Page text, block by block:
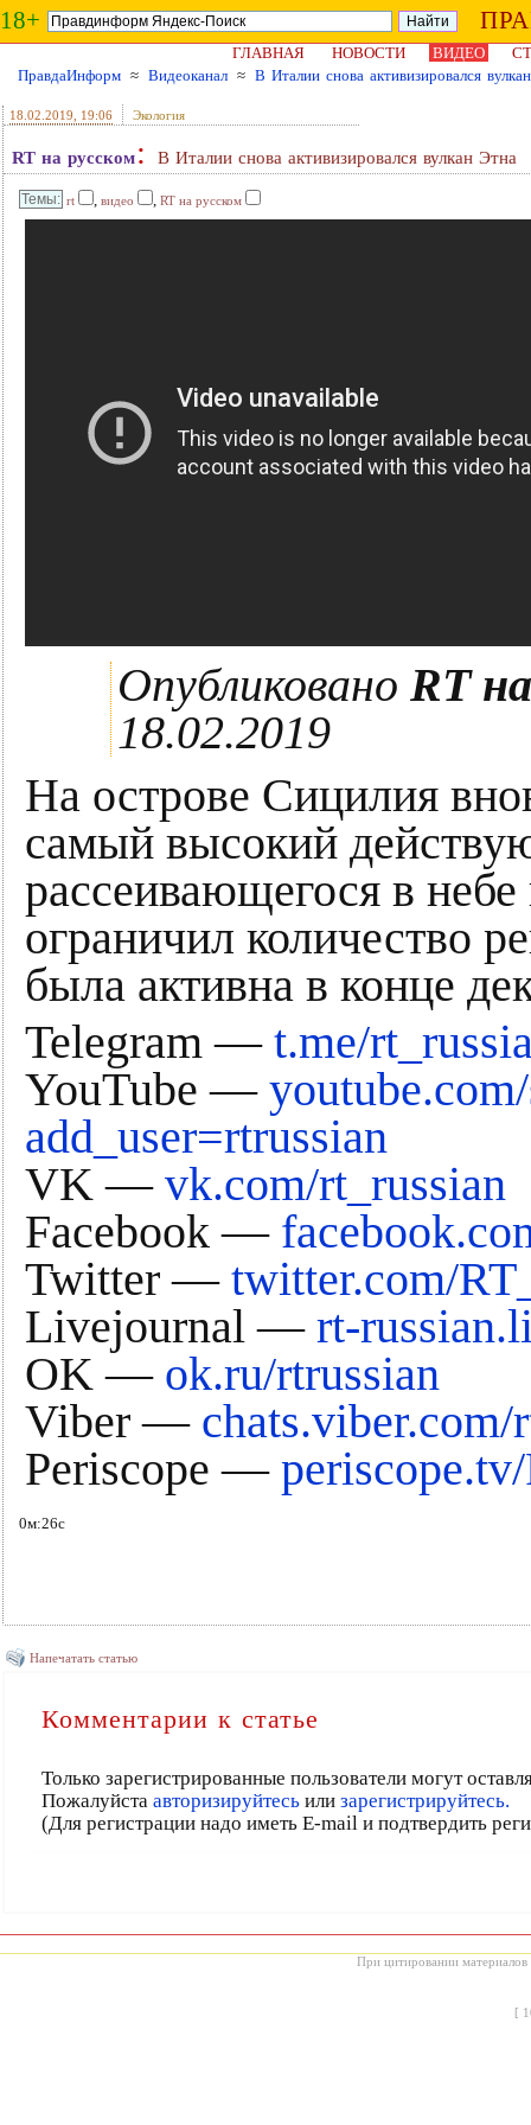
18+
ГЛАВНАЯ НОВОСТИ ВИДЕО
ПравдаИнформ ≈ Видеоканал ≈ В Италии снова активизировался
18.02.2019 , 19:06 Экология
RT на русском: В Италии снова активизировался вулкан Этна
rt , видео , RT на русском
Опубликовано RT
18.02.2019
На острове Сицилия
самый высокий
рассеивающегося в
ограничил количество
была активна в конце
Telegram — t.me/
YouTube —
add_user=rtrussian
VK — vk.com/rt_russian
Facebook —
Twitter — twitter.com/
Livejournal — rt-
OK — ok.ru/rtrussian
Viber — chats.viber.com/
Periscope —
0м:26с
Напечатать статью
Комментарии к статье
Только зарегистрированные пользователи могут
Пожалуйста авторизируйтесьили зарегистрируйтесь.
(Для регистрации надо иметь E-mail и подтвердить
При цитировании материалов
[